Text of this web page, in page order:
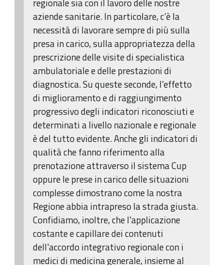
aziende sanitarie. In particolare, c’è la
necessità di lavorare sempre di più sulla
presa in carico, sulla appropriatezza della
prescrizione delle visite di specialistica
ambulatoriale e delle prestazioni di
diagnostica. Su queste seconde, l'effetto
di miglioramento e di raggiungimento
progressivo degli indicatori riconosciuti e
determinati a livello nazionale e regionale
è del tutto evidente. Anche gli indicatori di
qualità che fanno riferimento alla
prenotazione attraverso il sistema Cup
oppure le prese in carico delle situazioni
complesse dimostrano come la nostra
Regione abbia intrapreso la strada giusta.
Confidiamo, inoltre, che l'applicazione
costante e capillare dei contenuti
dell'accordo integrativo regionale con i
medici di medicina generale, insieme al